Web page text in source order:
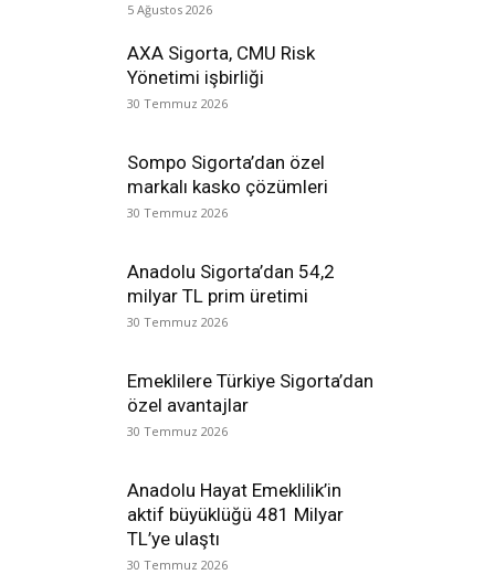
5 Ağustos 2026
AXA Sigorta, CMU Risk
Yönetimi işbirliği
30 Temmuz 2026
Sompo Sigorta’dan özel
markalı kasko çözümleri
30 Temmuz 2026
Anadolu Sigorta’dan 54,2
milyar TL prim üretimi
30 Temmuz 2026
Emeklilere Türkiye Sigorta’dan
özel avantajlar
30 Temmuz 2026
Anadolu Hayat Emeklilik’in
aktif büyüklüğü 481 Milyar
TL’ye ulaştı
30 Temmuz 2026